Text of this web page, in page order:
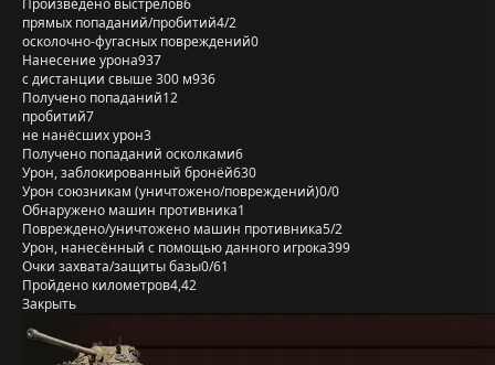
Произведено выстрелов6
прямых попаданий/пробитий4/2
осколочно-фугасных повреждений0
Нанесение урона937
с дистанции свыше 300 м936
Получено попаданий12
пробитий7
не нанёсших урон3
Получено попаданий осколками6
Урон, заблокированный бронёй630
Урон союзникам (уничтожено/повреждений)0/0
Обнаружено машин противника1
Повреждено/уничтожено машин противника5/2
Урон, нанесённый с помощью данного игрока399
Очки захвата/защиты базы0/61
Пройдено километров4,42
Закрыть